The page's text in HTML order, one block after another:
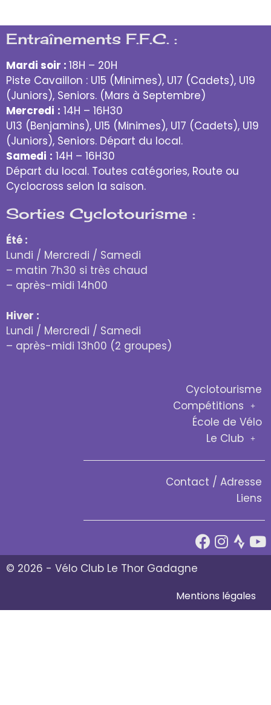
Entraînements F.F.C. :
Mardi soir : 18H – 20H
Piste Cavaillon : U15 (Minimes), U17 (Cadets), U19
(Juniors), Seniors. (Mars à Septembre)
Mercredi : 14H – 16H30
U13 (Benjamins), U15 (Minimes), U17 (Cadets), U19
(Juniors), Seniors. Départ du local.
Samedi : 14H – 16H30
Départ du local. Toutes catégories, Route ou
Cyclocross selon la saison.
Sorties Cyclotourisme :
Été :
Lundi / Mercredi / Samedi
– matin 7h30 si très chaud
– après-midi 14h00
Hiver :
Lundi / Mercredi / Samedi
– après-midi 13h00 (2 groupes)
Cyclotourisme
Compétitions
École de Vélo
Le Club
Contact / Adresse
Liens
© 2026 - Vélo Club Le Thor Gadagne
Mentions légales